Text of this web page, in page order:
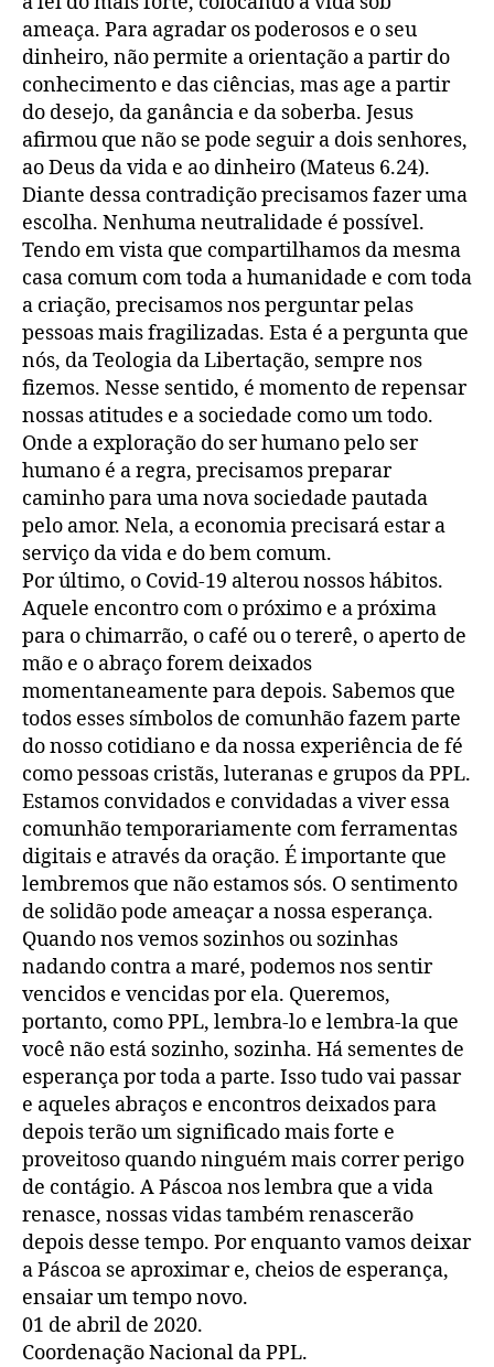
ameaça. Para agradar os poderosos e o seu
dinheiro, não permite a orientação a partir do
conhecimento e das ciências, mas age a partir
do desejo, da ganância e da soberba. Jesus
afirmou que não se pode seguir a dois senhores,
ao Deus da vida e ao dinheiro (Mateus 6.24).
Diante dessa contradição precisamos fazer uma
escolha. Nenhuma neutralidade é possível.
Tendo em vista que compartilhamos da mesma
casa comum com toda a humanidade e com toda
a criação, precisamos nos perguntar pelas
pessoas mais fragilizadas. Esta é a pergunta que
nós, da Teologia da Libertação, sempre nos
fizemos. Nesse sentido, é momento de repensar
nossas atitudes e a sociedade como um todo.
Onde a exploração do ser humano pelo ser
humano é a regra, precisamos preparar
caminho para uma nova sociedade pautada
pelo amor. Nela, a economia precisará estar a
serviço da vida e do bem comum.
Por último, o Covid-19 alterou nossos hábitos.
Aquele encontro com o próximo e a próxima
para o chimarrão, o café ou o tererê, o aperto de
mão e o abraço forem deixados
momentaneamente para depois. Sabemos que
todos esses símbolos de comunhão fazem parte
do nosso cotidiano e da nossa experiência de fé
como pessoas cristãs, luteranas e grupos da PPL.
Estamos convidados e convidadas a viver essa
comunhão temporariamente com ferramentas
digitais e através da oração. É importante que
lembremos que não estamos sós. O sentimento
de solidão pode ameaçar a nossa esperança.
Quando nos vemos sozinhos ou sozinhas
nadando contra a maré, podemos nos sentir
vencidos e vencidas por ela. Queremos,
portanto, como PPL, lembra-lo e lembra-la que
você não está sozinho, sozinha. Há sementes de
esperança por toda a parte. Isso tudo vai passar
e aqueles abraços e encontros deixados para
depois terão um significado mais forte e
proveitoso quando ninguém mais correr perigo
de contágio. A Páscoa nos lembra que a vida
renasce, nossas vidas também renascerão
depois desse tempo. Por enquanto vamos deixar
a Páscoa se aproximar e, cheios de esperança,
ensaiar um tempo novo.
01 de abril de 2020.
Coordenação Nacional da PPL.